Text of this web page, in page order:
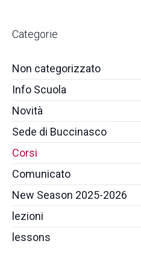
Categorie
Non categorizzato
Info Scuola
Novità
Sede di Buccinasco
Corsi
Comunicato
New Season 2025-2026
lezioni
lessons